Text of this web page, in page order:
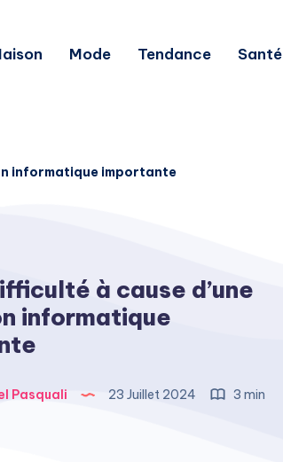
Mode Tendance Santé
informatique importante
à cause d’une
informatique
Pasquali 23 Juillet 2024 3 min